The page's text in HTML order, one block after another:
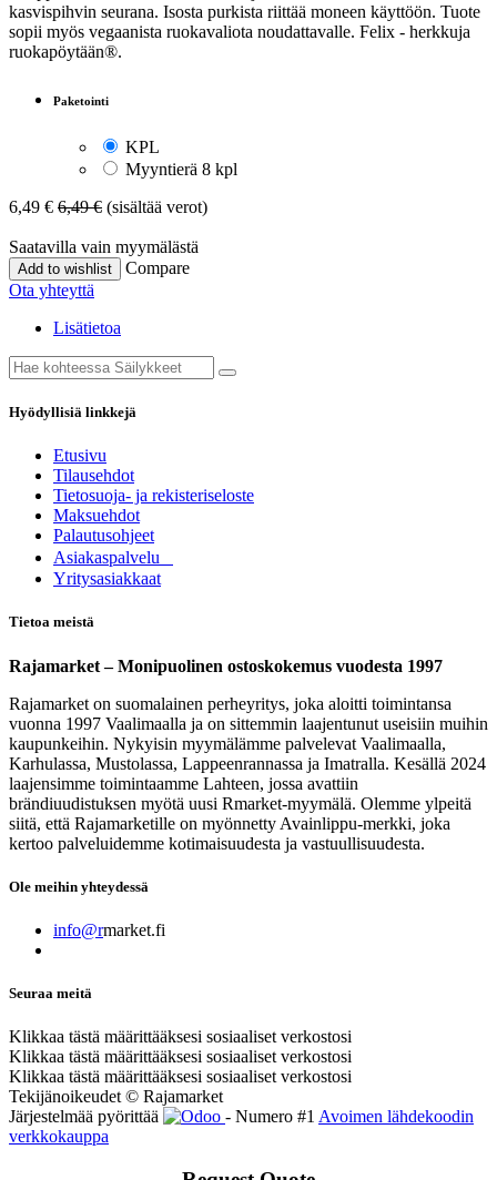
kasvispihvin seurana. Isosta purkista riittää moneen käyttöön. Tuote
sopii myös vegaanista ruokavaliota noudattavalle. Felix - herkkuja
ruokapöytään®.
Paketointi
KPL
Myyntierä 8 kpl
6,49 € 6,49€ (sisältää verot)
Saatavilla vain myymälästä
Add to wishlist
Compare
Ota yhteyttä
Lisätietoa
Hyödyllisiä linkkejä
Etusivu
Tilausehdot
Tietosuoja- ja rekisteriseloste
Maksuehdot
Palautusohjeet
Asia​k​aspalvelu
​Yritysasiakkaat
Tietoa meistä
Rajamarket – Monipuolinen ostoskokemus vuodesta 1997
Rajamarket on suomalainen perheyritys, joka aloitti toimintansa
vuonna 1997 Vaalimaalla ja on sittemmin laajentunut useisiin muihin
kaupunkeihin. Nykyisin myymälämme palvelevat Vaalimaalla,
Karhulassa, Mustolassa, Lappeenrannassa ja Imatralla. Kesällä 2024
laajensimme toimintaamme Lahteen, jossa avattiin
brändiuudistuksen myötä uusi Rmarket-myymälä. Olemme ylpeitä
siitä, että Rajamarketille on myönnetty Avainlippu-merkki, joka
kertoo palveluidemme kotimaisuudesta ja vastuullisuudesta.
Ole meihin yhteydessä
info@rmarket.fi
Seuraa meitä
Klikkaa tästä määrittääksesi sosiaaliset verkostosi
Klikkaa tästä määrittääksesi sosiaaliset verkostosi
Klikkaa tästä määrittääksesi sosiaaliset verkostosi
Tekijänoikeudet © Rajamarket
Järjestelmää pyörittää
- Numero #1 Avoimen lähdekoodin
verkkokauppa